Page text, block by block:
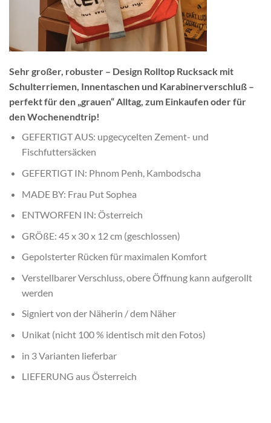
Sehr großer, robuster – Design Rolltop Rucksack mit
Schulterriemen, Innentaschen und Karabinerverschluß –
perfekt für den „grauen“ Alltag, zum Einkaufen oder für
den Wochenendtrip!
GEFERTIGT AUS: upgecycelten Zement- und
Fischfuttersäcken
GEFERTIGT IN: Phnom Penh, Kambodscha
MADE BY: Frau Put Sophea
ENTWORFEN IN: Österreich
GRÖßE: 45 x 30 x 12 cm (geschlossen)
Gepolsterter Rücken für maximalen Komfort
Verstellbarer Verschluss, obere Öffnung kann aufgerollt
werden
Signiert von der Näherin / dem Näher
Unikat (nicht 100 % identisch mit den Fotos)
in 3 Varianten lieferbar
LIEFERUNG ausÖsterreich